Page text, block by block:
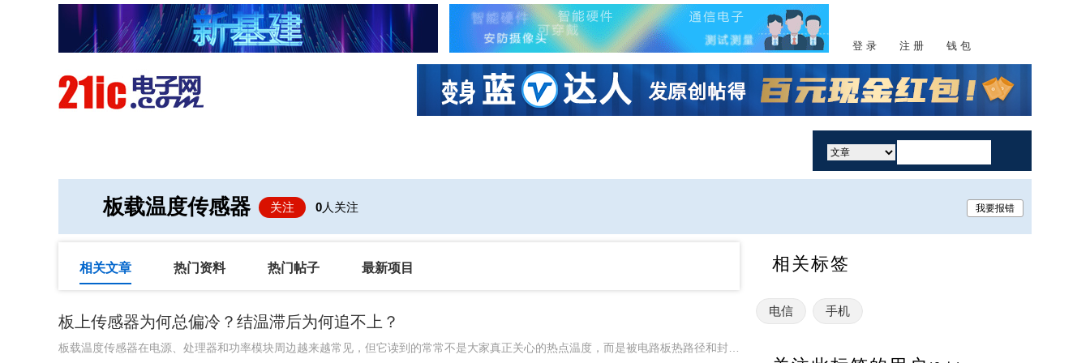
登 录 注 册 钱 包
板载温度传感器 关注 0人关注 我要报错
相关文章 热门资料 热门帖子 最新项目
板上传感器为何总偏冷？结温滞后为何追不上？
板载温度传感器在电源、处理器和功率模块周边越来越常见，但它读到的常常不是大家真正关心的热点温度，而是被电路板热路径和封装
相关标签
电信 手机